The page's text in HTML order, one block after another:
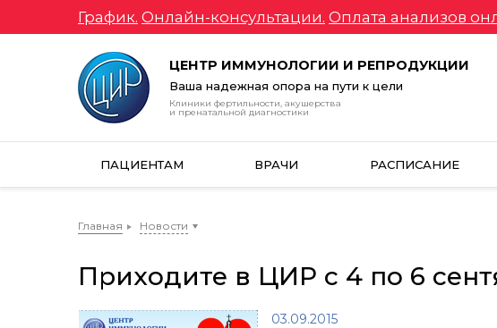
График. Онлайн-консультации. Оплата анализов
ЦЕНТР ИММУНОЛОГИИ И РЕПРОДУКЦИИ
Ваша надежная опора на пути к цели
Клиники фертильности, акушерства
и пренатальной диагностики
ПАЦИЕНТАМ ВРАЧИ РАСПИСАНИЕ
Главная Новости
Приходите в ЦИР с 4 по 6
03.09.2015